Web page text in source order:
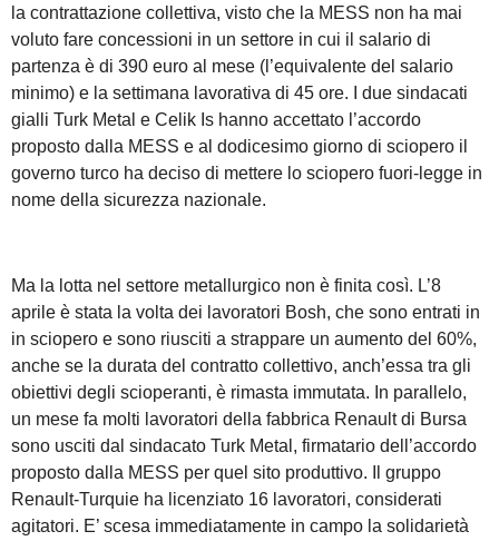
la contrattazione collettiva, visto che la MESS non ha mai
voluto fare concessioni in un settore in cui il salario di
partenza è di 390 euro al mese (l’equivalente del salario
minimo) e la settimana lavorativa di 45 ore. I due sindacati
gialli Turk Metal e Celik Is hanno accettato l’accordo
proposto dalla MESS e al dodicesimo giorno di sciopero il
governo turco ha deciso di mettere lo sciopero fuori-legge in
nome della sicurezza nazionale.
Ma la lotta nel settore metallurgico non è finita così. L’8
aprile è stata la volta dei lavoratori Bosh, che sono entrati in
in sciopero e sono riusciti a strappare un aumento del 60%,
anche se la durata del contratto collettivo, anch’essa tra gli
obiettivi degli scioperanti, è rimasta immutata. In parallelo,
un mese fa molti lavoratori della fabbrica Renault di Bursa
sono usciti dal sindacato Turk Metal, firmatario dell’accordo
proposto dalla MESS per quel sito produttivo. Il gruppo
Renault-Turquie ha licenziato 16 lavoratori, considerati
agitatori. E’ scesa immediatamente in campo la solidarietà